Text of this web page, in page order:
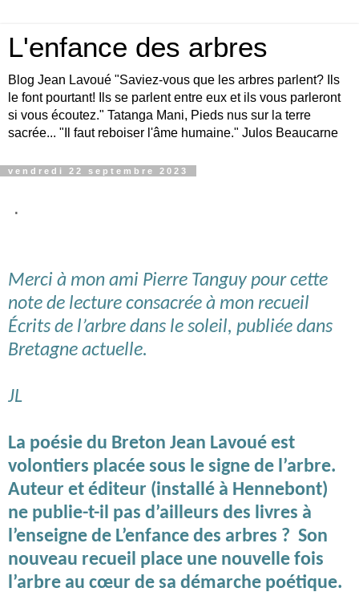
L'enfance des arbres
Blog Jean Lavoué "Saviez-vous que les arbres parlent? Ils
le font pourtant! Ils se parlent entre eux et ils vous parleront
si vous écoutez." Tatanga Mani, Pieds nus sur la terre
sacrée... "Il faut reboiser l'âme humaine." Julos Beaucarne
vendredi 22 septembre 2023
.
Merci à mon ami Pierre Tanguy pour cette
note de lecture consacrée à mon recueil
Écrits de l’arbre dans le soleil, publiée dans
Bretagne actuelle.
JL
La poésie du Breton Jean Lavoué est
volontiers placée sous le signe de l’arbre.
Auteur et éditeur (installé à Hennebont)
ne publie-t-il pas d’ailleurs des livres à
l’enseigne de L’enfance des arbres ? Son
nouveau recueil place une nouvelle fois
l’arbre au cœur de sa démarche poétique.